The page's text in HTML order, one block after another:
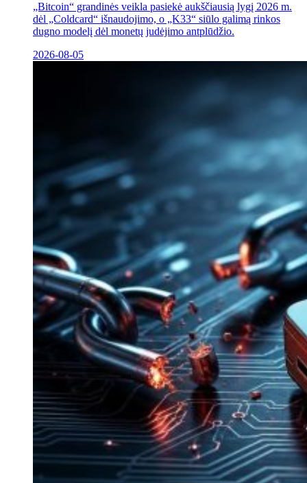
„Bitcoin“ grandinės veikla pasiekė aukščiausią lygį 2026 m.
dėl „Coldcard“ išnaudojimo, o „K33“ siūlo galimą rinkos
dugno modelį dėl monetų judėjimo antplūdžio.
2026-08-05